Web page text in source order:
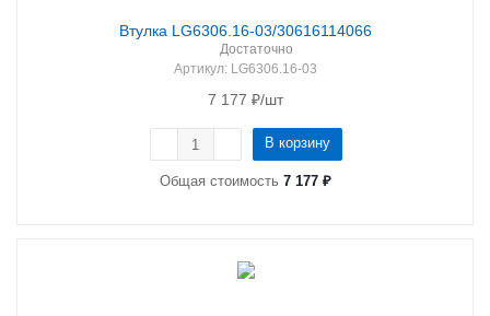
Втулка LG6306.16-03/30616114066
Достаточно
Артикул: LG6306.16-03
7 177 ₽/шт
В корзину
Общая стоимость 7 177 ₽